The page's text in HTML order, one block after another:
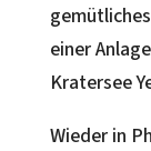
einer
Kratersee
Wieder in